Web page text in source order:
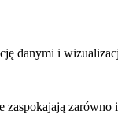
danymi i
zarówno